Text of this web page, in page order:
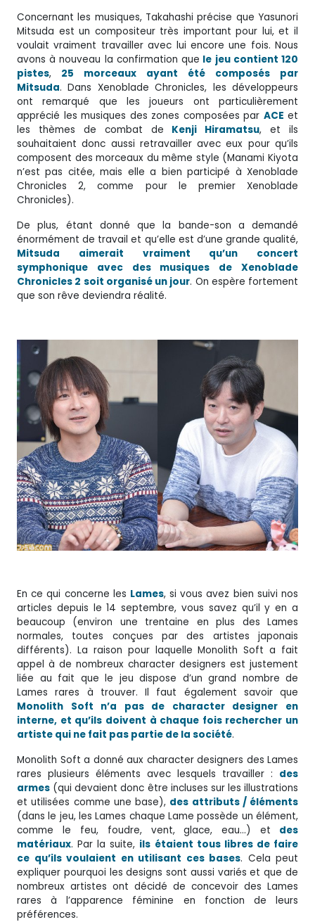
Concernant les musiques, Takahashi précise que Yasunori
Mitsuda est un compositeur très important pour lui, et il
voulait vraiment travailler avec lui encore une fois. Nous
avons à nouveau la confirmation que le jeu contient 120
pistes, 25 morceaux ayant été composés par
Mitsuda. Dans Xenoblade Chronicles, les développeurs
ont remarqué que les joueurs ont particulièrement
apprécié les musiques des zones composées par ACE et
les thèmes de combat de Kenji Hiramatsu, et ils
souhaitaient donc aussi retravailler avec eux pour qu’ils
composent des morceaux du même style (Manami Kiyota
n’est pas citée, mais elle a bien participé à Xenoblade
Chronicles 2, comme pour le premier Xenoblade
Chronicles).
De plus, étant donné que la bande-son a demandé
énormément de travail et qu’elle est d’une grande qualité,
Mitsuda aimerait vraiment qu’un concert
symphonique avec des musiques de Xenoblade
Chronicles 2 soit organisé un jour. On espère fortement
que son rêve deviendra réalité.
En ce qui concerne les Lames, si vous avez bien suivi nos
articles depuis le 14 septembre, vous savez qu’il y en a
beaucoup (environ une trentaine en plus des Lames
normales, toutes conçues par des artistes japonais
différents). La raison pour laquelle Monolith Soft a fait
appel à de nombreux character designers est justement
liée au fait que le jeu dispose d’un grand nombre de
Lames rares à trouver. Il faut également savoir que
Monolith Soft n’a pas de character designer en
interne, et qu’ils doivent à chaque fois rechercher un
artiste qui ne fait pas partie de la société.
Monolith Soft a donné aux character designers des Lames
rares plusieurs éléments avec lesquels travailler : des
armes (qui devaient donc être incluses sur les illustrations
et utilisées comme une base), des attributs / éléments
(dans le jeu, les Lames chaque Lame possède un élément,
comme le feu, foudre, vent, glace, eau…) et des
matériaux. Par la suite, ils étaient tous libres de faire
ce qu’ils voulaient en utilisant ces bases. Cela peut
expliquer pourquoi les designs sont aussi variés et que de
nombreux artistes ont décidé de concevoir des Lames
rares à l’apparence féminine en fonction de leurs
préférences.